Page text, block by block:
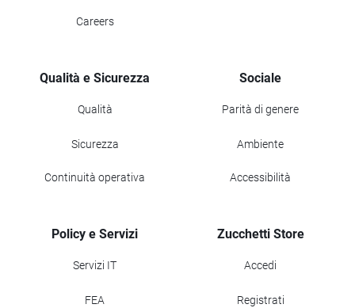
Careers
Qualità e Sicurezza
Qualità
Sicurezza
Continuità operativa
Sociale
Parità di genere
Ambiente
Accessibilità
Policy e Servizi
Servizi IT
FEA
Zucchetti Store
Accedi
Registrati